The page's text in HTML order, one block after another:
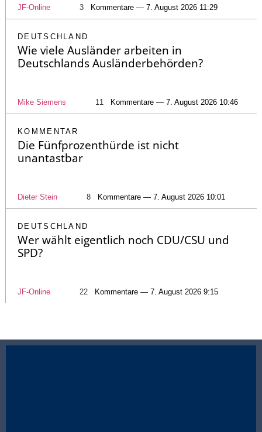
JF-Online 3 Kommentare — 7. August 2026 11:29
DEUTSCHLAND
Wie viele Ausländer arbeiten in
Deutschlands Ausländerbehörden?
Mike Siemens 11 Kommentare — 7. August 2026 10:46
KOMMENTAR
Die Fünfprozenthürde ist nicht
unantastbar
Dieter Stein 8 Kommentare — 7. August 2026 10:01
DEUTSCHLAND
Wer wählt eigentlich noch CDU/CSU und
SPD?
JF-Online 22 Kommentare — 7. August 2026 9:15